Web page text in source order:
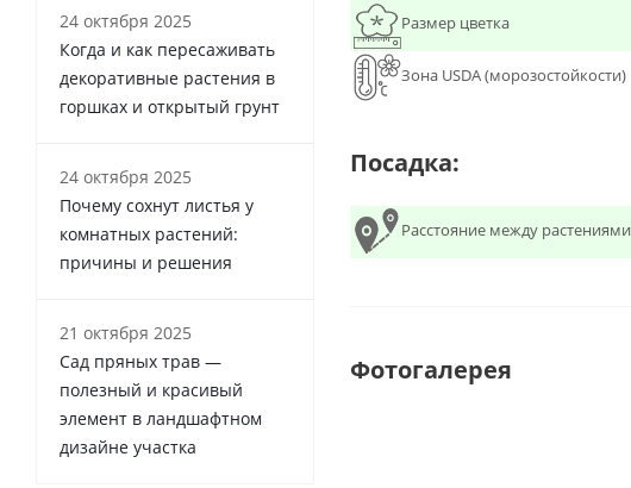
Размер цветка
Зона USDA (морозостойкости)
Посадка:
Расстояние между растениями
Фотогалерея
24 октября 2025
Когда и как пересаживать
декоративные растения в
горшках и открытый грунт
24 октября 2025
Почему сохнут листья у
комнатных растений:
причины и решения
21 октября 2025
Сад пряных трав —
полезный и красивый
элемент в ландшафтном
дизайне участка